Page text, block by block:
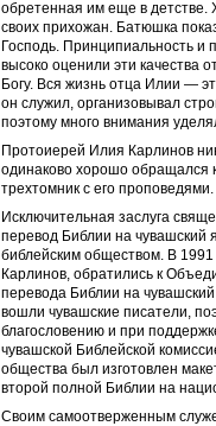
обретенная им еще в детстве.
своих прихожан. Батюшка
Господь. Принципиальность и
высоко оценили эти качества
Богу. Вся жизнь отца Илии —
он служил, организовывал
поэтому много внимания
Протоиерей Илия Карлинов
одинаково хорошо обращался
трехтомник с его проповедями.
Исключительная заслуга
перевод Библии на чувашский
библейским обществом. В
Карлинов, обратились к
перевода Библии на
вошли чувашские писатели,
благословению и при
чувашской Библейской
общества был изготовлен
второй полной Библии на
Своим самоотверженным